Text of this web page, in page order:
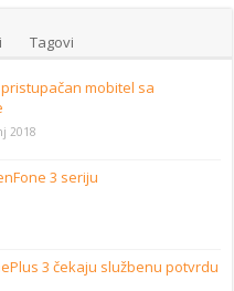
Tagovi
pristupačan mobitel sa
2018
3 seriju
3 čekaju službenu potvrdu